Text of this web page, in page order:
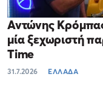
Αντώνης
μία ξεχωριστή
Time
31.7.2026 ΕΛΛΑΔΑ